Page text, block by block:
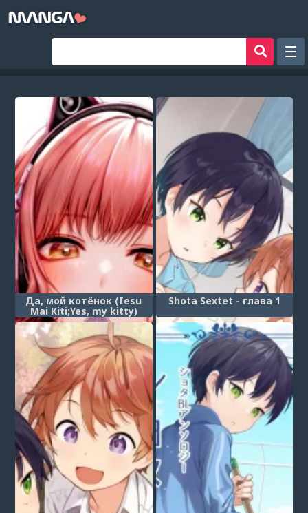
Фильтр
Авторы
Аниме хентай
Сборники манги
Sign in
Register
Да, мой котёнок (Iesu
Mai Kiti;Yes, my kitty)
Shota Sextet - глава 1